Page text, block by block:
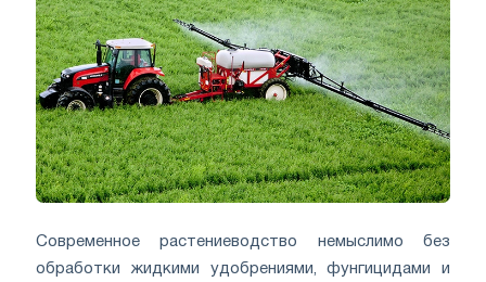
Современное растениеводство немыслимо без
обработки жидкими удобрениями, фунгицидами и